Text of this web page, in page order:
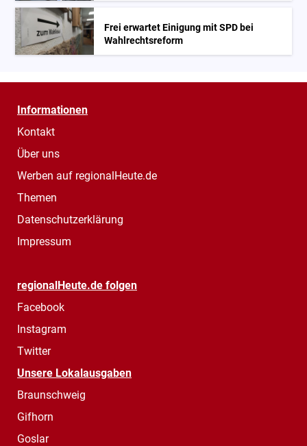
Frei erwartet Einigung mit SPD bei
Wahlrechtsreform
Informationen
Kontakt
Über uns
Werben auf regionalHeute.de
Themen
Datenschutzerklärung
Impressum
regionalHeute.de folgen
Facebook
Instagram
Twitter
Unsere Lokalausgaben
Braunschweig
Gifhorn
Goslar